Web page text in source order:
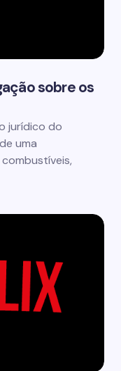
sobre os
jurídico do
uma